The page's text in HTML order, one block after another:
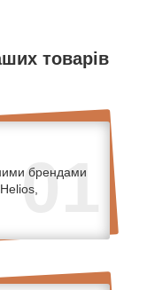
товарів
01
брендами